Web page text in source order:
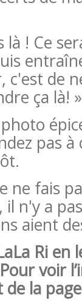
là ! Ce
c'est de
ça là! »
pas à
ne fais
n'y a
aient
Ri en
voir
de la